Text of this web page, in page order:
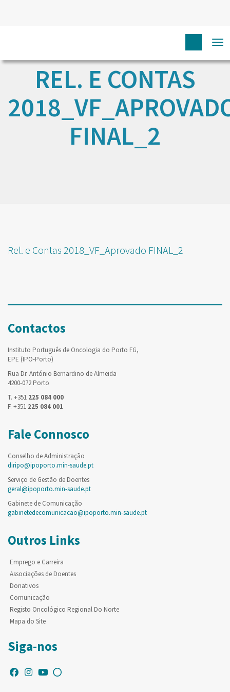
REL. E CONTAS
FINAL_2
Rel. e Contas 2018_VF_Aprovado FINAL_2
Contactos
Instituto Português de Oncologia do Porto FG,
EPE (IPO-Porto)
Rua Dr. António Bernardino de Almeida
4200-072 Porto
T. +351 225 084 000
F. +351 225 084 001
Fale Connosco
Conselho de Administração
diripo@ipoporto.min-saude.pt
Serviço de Gestão de Doentes
geral@ipoporto.min-saude.pt
Gabinete de Comunicação
gabinetedecomunicacao@ipoporto.min-saude.pt
Outros Links
Emprego e Carreira
Associações de Doentes
Donativos
Comunicação
Registo Oncológico Regional Do Norte
Mapa do Site
Siga-nos